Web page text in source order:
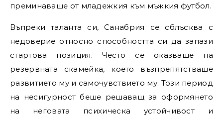
преминаваше от младежкия към мъжкия футбол.
Въпреки таланта си, Санабрия се сблъсква с
недоверие относно способността си да запази
стартова позиция. Често се оказваше на
резервната скамейка, което възпрепятстваше
развитието му и самочувствието му. Този период
на несигурност беше решаващ за оформянето
на неговата психическа устойчивост и